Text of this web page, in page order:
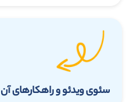
سئوی ویدئو و راهکارهای آن